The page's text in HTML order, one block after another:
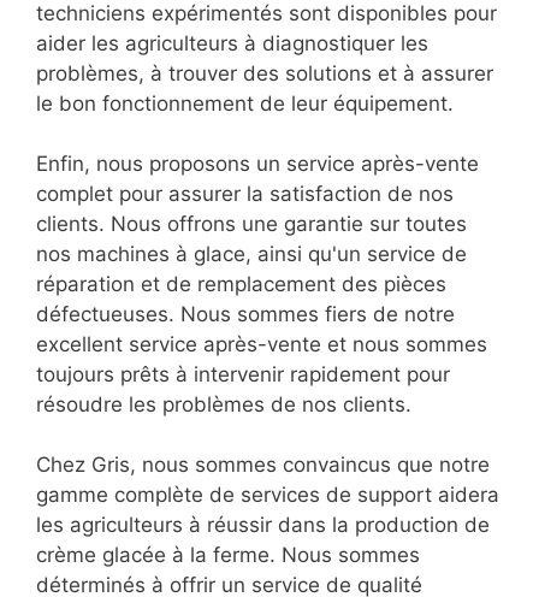
techniciens expérimentés sont disponibles pour
aider les agriculteurs à diagnostiquer les
problèmes, à trouver des solutions et à assurer
le bon fonctionnement de leur équipement.
Enfin, nous proposons un service après-vente
complet pour assurer la satisfaction de nos
clients. Nous offrons une garantie sur toutes
nos machines à glace, ainsi qu'un service de
réparation et de remplacement des pièces
défectueuses. Nous sommes fiers de notre
excellent service après-vente et nous sommes
toujours prêts à intervenir rapidement pour
résoudre les problèmes de nos clients.
Chez Gris, nous sommes convaincus que notre
gamme complète de services de support aidera
les agriculteurs à réussir dans la production de
crème glacée à la ferme. Nous sommes
déterminés à offrir un service de qualité